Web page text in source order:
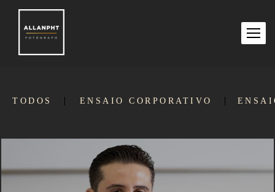
TODOS ENSAIO CORPORATIVO